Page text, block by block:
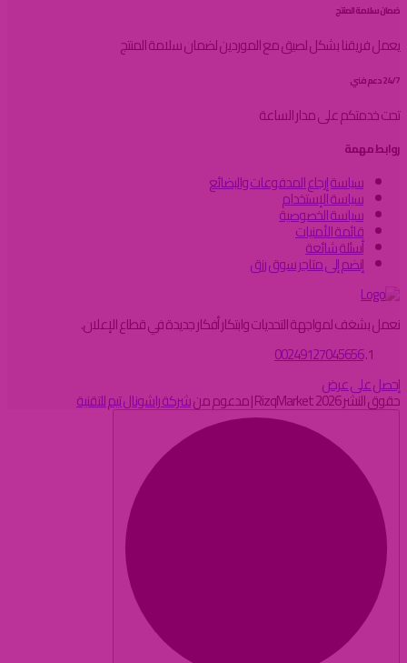
ضمان سلامة المنتج
يعمل فريقنا بشكل لصيق مع الموردين لضمان سلامة المنتج
24/7 دعم فني
تحت خدمتكم على مدار الساعة
روابط مهمة
سياسة إرجاع المدفوعات والبضائع
سياسة الإستخدام
سياسة الخصوصية
قائمة الأمنيات
أسئلة شائعة
إنضم إلى متاجر سوق رزق
نعمل بشغف لمواجهة التحديات وابتكار أفكار جديدة في قطاع الإعلان.
00249127045656
إحصل على عرض
حقوق النشر 2026 RizqMarket | مدعوم من شركة راشونال تيم للتقنية